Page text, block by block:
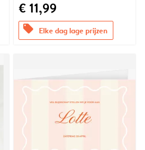
€ 11,99
offers Elke dag lage prijzen